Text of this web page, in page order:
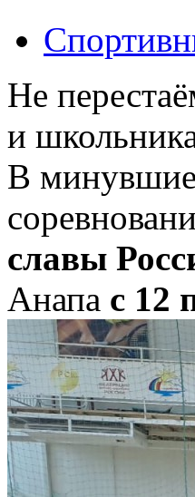
Не
и
В минувшие
славы
Анапа с 12